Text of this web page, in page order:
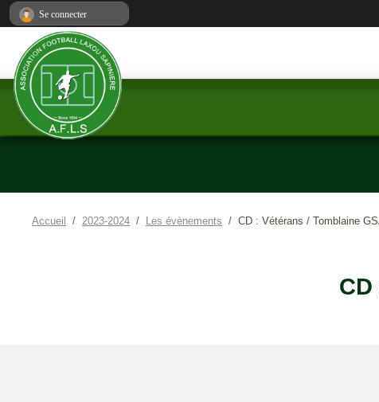
Accueil 2023-2024 Les évènements CD : Vétérans / Tomblaine
CD
Se connecter
Panneau de gestion des cookies